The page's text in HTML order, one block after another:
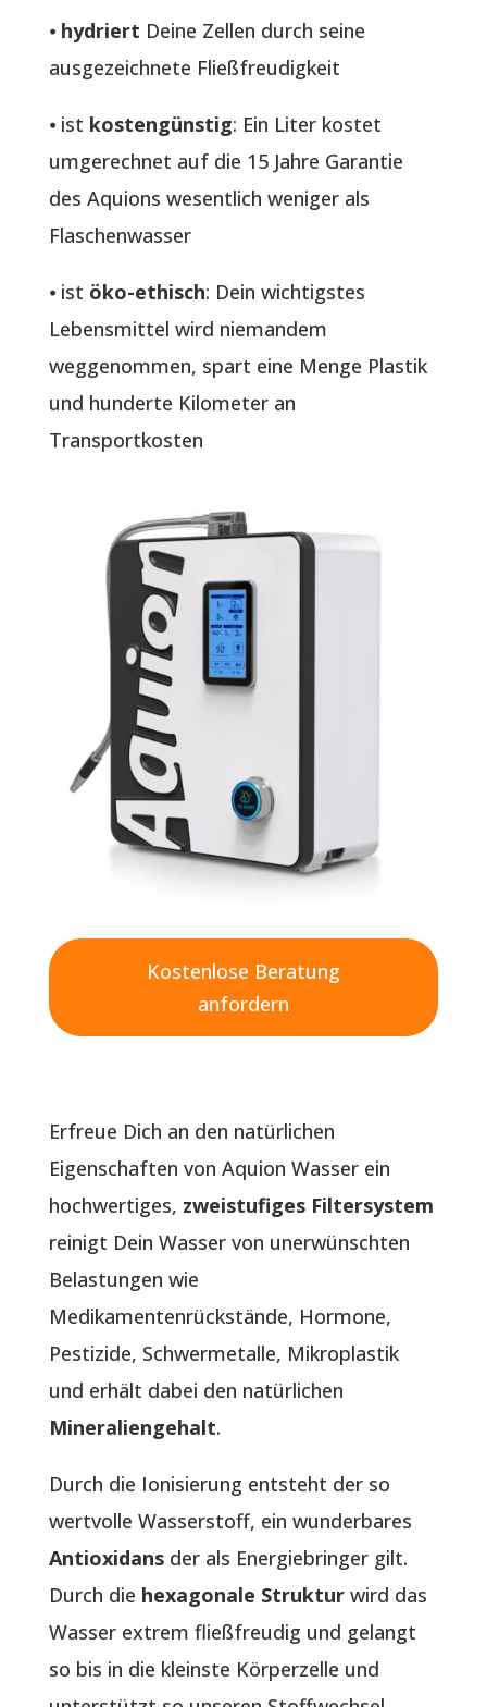
⦁ hydriert Deine Zellen durch seine
ausgezeichnete Fließfreudigkeit
⦁ ist kostengünstig: Ein Liter kostet
umgerechnet auf die 15 Jahre Garantie
des Aquions wesentlich weniger als
Flaschenwasser
⦁ ist öko-ethisch: Dein wichtigstes
Lebensmittel wird niemandem
weggenommen, spart eine Menge Plastik
und hunderte Kilometer an
Transportkosten
Kostenlose Beratung
anfordern
Erfreue Dich an den natürlichen
Eigenschaften von Aquion Wasser ein
hochwertiges, zweistufiges Filtersystem
reinigt Dein Wasser von unerwünschten
Belastungen wie
Medikamentenrückstände, Hormone,
Pestizide, Schwermetalle, Mikroplastik
und erhält dabei den natürlichen
Mineraliengehalt.
Durch die Ionisierung entsteht der so
wertvolle Wasserstoff, ein wunderbares
Antioxidansder als Energiebringer gilt.
Durch die hexagonale Strukturwird das
Wasser extrem fließfreudig und gelangt
so bis in die kleinste Körperzelle und